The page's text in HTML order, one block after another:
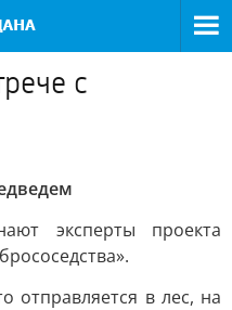
с
эксперты проекта
отправляется в лес, на